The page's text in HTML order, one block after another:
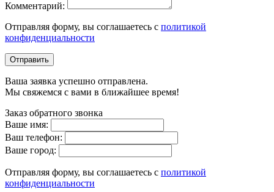
Комментарий:
Отправляя форму, вы соглашаетесь с политикой
конфиденциальности
Отправить
Ваша заявка успешно отправлена.
Мы свяжемся с вами в ближайшее время!
Заказ обратного звонка
Ваше имя:
Ваш телефон:
Ваше город:
Отправляя форму, вы соглашаетесь с политикой
конфиденциальности